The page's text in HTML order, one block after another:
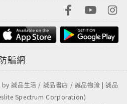
騙網
誠品生活 / 誠品書店 / 誠品物流 | 誠品
Spectrum Corporation)